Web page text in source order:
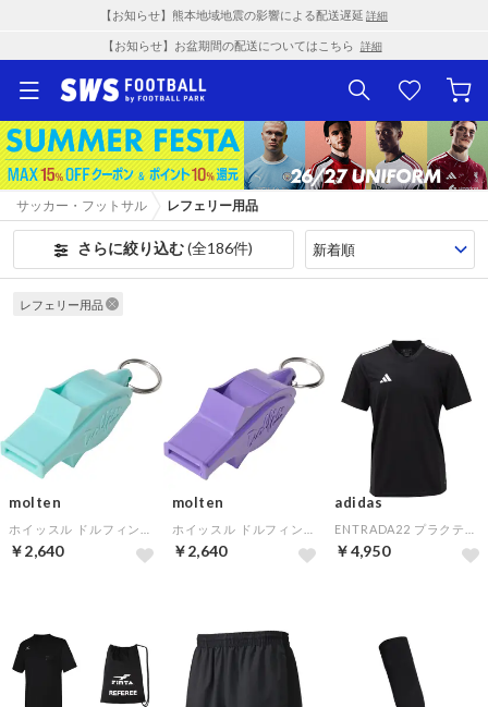
【お知らせ】熊本地域地震の影響による配送遅延 詳細
【お知らせ】お盆期間の配送についてはこちら 詳細
サッカー・フットサル レフェリー用品
さらに絞り込む(全186件)
レフェリー用品
molten
￥2,640
molten
￥2,640
adidas
￥4,950